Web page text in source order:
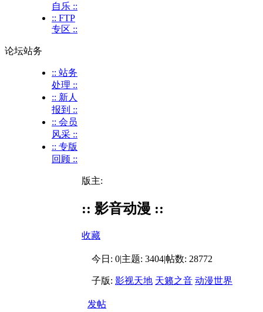
自乐 ::
:: FTP
专区 ::
论坛站务
:: 站务
处理 ::
:: 新人
报到 ::
:: 会员
风采 ::
:: 专版
回顾 ::
版主:
:: 影音动漫 ::
收藏
今日: 0|主题: 3404|帖数: 28772
子版: 影视天地 天籁之音 动漫世界
发帖